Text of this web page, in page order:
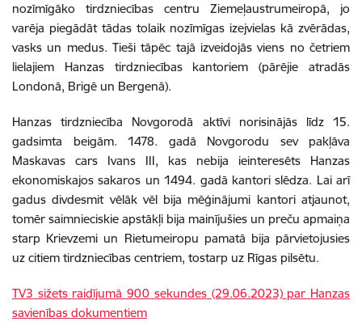
nozīmīgāko tirdzniecības centru Ziemeļaustrumeiropā, jo
varēja piegādāt tādas tolaik nozīmīgas izejvielas kā zvērādas,
vasks un medus. Tieši tāpēc tajā izveidojās viens no četriem
lielajiem Hanzas tirdzniecības kantoriem (pārējie atradās
Londonā, Brigē un Bergenā).
Hanzas tirdzniecība Novgorodā aktīvi norisinājās līdz 15.
gadsimta beigām. 1478. gadā Novgorodu sev pakļāva
Maskavas cars Ivans III, kas nebija ieinteresēts Hanzas
ekonomiskajos sakaros un 1494. gadā kantori slēdza. Lai arī
gadus divdesmit vēlāk vēl bija mēģinājumi kantori atjaunot,
tomēr saimnieciskie apstākļi bija mainījušies un preču apmaiņa
starp Krievzemi un Rietumeiropu pamatā bija pārvietojusies
uz citiem tirdzniecības centriem, tostarp uz Rīgas pilsētu.
TV3 sižets raidījumā 900 sekundes (29.06.2023) par Hanzas
savienības dokumentiem